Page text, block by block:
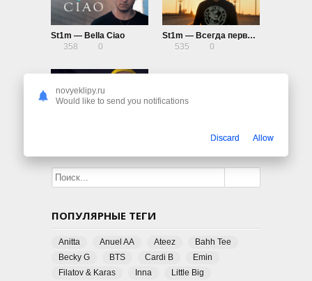
St1m — Bella Ciao
358
0
St1m — Всегда первый (OST Без оправданий)
535
0
ПОПУЛЯРНЫЕ ТЕГИ
Anitta Anuel AA Ateez
Bahh Tee
Becky G
BTS Cardi B
Emin
Filatov & Karas
Inna
Little Big
novyeklipy.ru
Would like to send you notifications
Discard Allow